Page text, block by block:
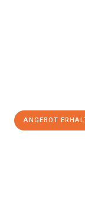
ANGEBOT